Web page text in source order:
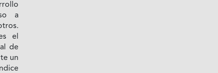
a
el
de
un